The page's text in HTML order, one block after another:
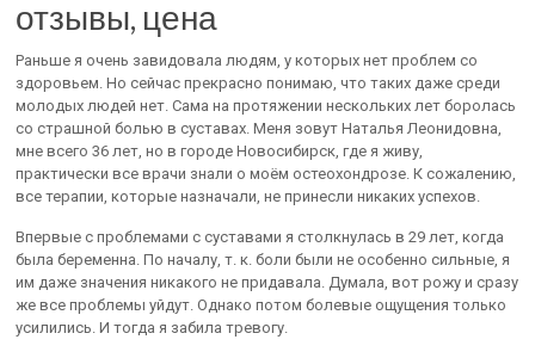
отзывы, цена
Раньше я очень завидовала людям, у которых нет проблем со
здоровьем. Но сейчас прекрасно понимаю, что таких даже среди
молодых людей нет. Сама на протяжении нескольких лет боролась
со страшной болью в суставах. Меня зовут Наталья Леонидовна,
мне всего 36 лет, но в городе Новосибирск, где я живу,
практически все врачи знали о моём остеохондрозе. К сожалению,
все терапии, которые назначали, не принесли никаких успехов.
Впервые с проблемами с суставами я столкнулась в 29 лет, когда
была беременна. По началу, т. к. боли были не особенно сильные, я
им даже значения никакого не придавала. Думала, вот рожу и сразу
же все проблемы уйдут. Однако потом болевые ощущения только
усилились. И тогда я забила тревогу.